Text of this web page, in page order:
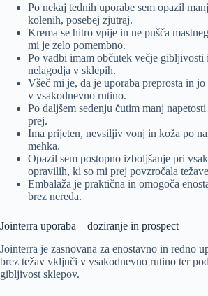
Po nekaj tednih uporabe sem opazil
kolenih, posebej zjutraj.
Krema se hitro vpije in ne pušča
mi je zelo pomembno.
Po vadbi imam občutek večje gibljivosti
nelagodja v sklepih.
Všeč mi je, da je uporaba preprosta in
v vsakodnevno rutino.
Po daljšem sedenju čutim manj
prej.
Ima prijeten, nevsiljiv vonj in koža po
mehka.
Opazil sem postopno izboljšanje pri
opravilih, ki so mi prej povzročala
Embalaža je praktična in omogoča
brez nereda.
Jointerra uporaba – doziranje in prospect
Jointerra je zasnovana za enostavno in redno
brez težav vključi v vsakodnevno rutino ter
gibljivost sklepov.